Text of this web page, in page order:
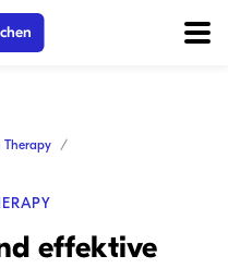
Therapy
effektive